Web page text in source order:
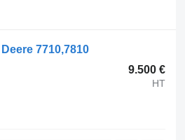
7710,7810
9.500 €
HT